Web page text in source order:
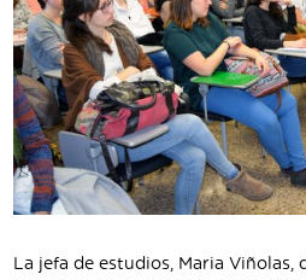
La jefa de estudios, Maria Viñolas,